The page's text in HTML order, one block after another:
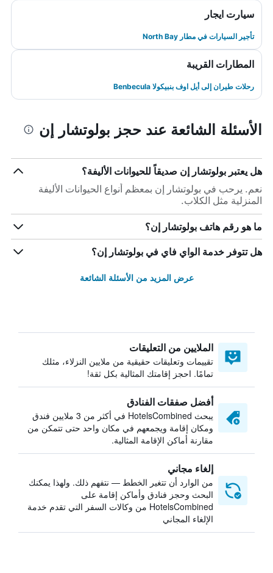
سيارت ايجار
تأجير السيارات في مطار North Bay
المطارات القريبة
رحلات طيران إلى أيل اوف بنبيكولا Benbecula
الأسئلة الشائعة عند حجز بولوتشار إن
هل يعتبر بولوتشار إن صديقاً للحيوانات الأليفة؟
نعم. يرحب في بولوتشار إن بمعظم أنواع الحيوانات الأليفة
المنزلية مثل الكلاب.
ما هو رقم هاتف بولوتشار إن؟
هل تتوفر خدمة الواي فاي في بولوتشار إن؟
عرض المزيد من الأسئلة الشائعة
الملايين من التعليقات
تقييمات وتعليقات حقيقية من ملايين النزلاء، مثلك
تمامًا. احجز إقامتك المثالية بكل ثقة!
أفضل صفقات الفنادق
يبحث HotelsCombined في أكثر من 3 ملايين فندق
ومكان إقامة ويجمعهم في مكان واحد حتى تتمكن من
مقارنة أماكن الإقامة المثالية.
إلغاء مجاني
من الوارد أن تتغير الخطط — نتفهم ذلك. ولهذا يمكنك
البحث وحجز فنادق وأماكن إقامة على
HotelsCombined من وكالات السفر التي تقدم خدمة
الإلغاء المجاني